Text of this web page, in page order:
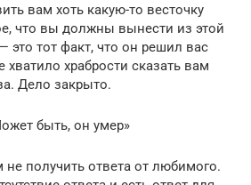
вам хоть какую-то весточку
что вы должны вынести из этой
это тот факт, что он решил вас
хватило храбрости сказать вам
Дело закрыто.
быть, он умер»
не получить ответа от любимого.